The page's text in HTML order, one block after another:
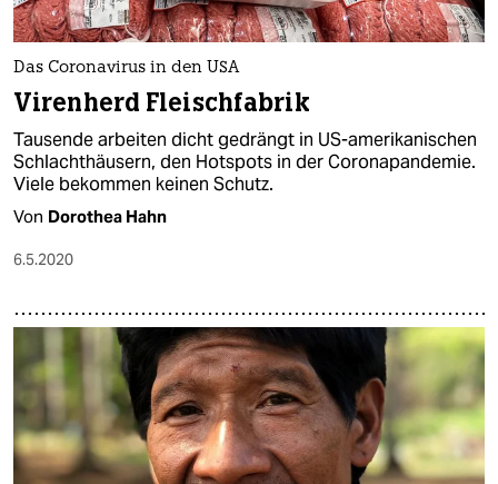
Das Coronavirus in den USA
Virenherd Fleischfabrik
Tausende arbeiten dicht gedrängt in US-amerikanischen
Schlachthäusern, den Hotspots in der Coronapandemie.
Viele bekommen keinen Schutz.
Von Dorothea Hahn
6.5.2020